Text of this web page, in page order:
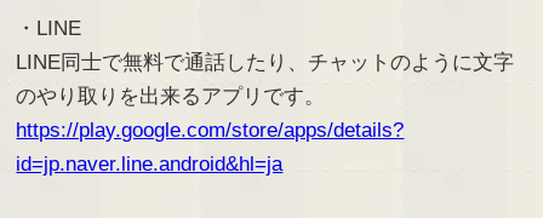
・LINE
LINE同士で無料で通話したり、チャットのように文字
のやり取りを出来るアプリです。
https://play.google.com/store/apps/details?
id=jp.naver.line.android&hl=ja